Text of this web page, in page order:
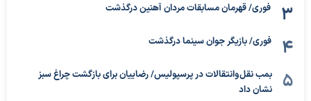
فوری/ قهرمان مسابقات مردان آهنین درگذشت
فوری/ بازیگر جوان سینما درگذشت
بمب نقل‌وانتقالات در پرسپولیس/ رضاییان برای بازگشت چراغ سبز
نشان داد